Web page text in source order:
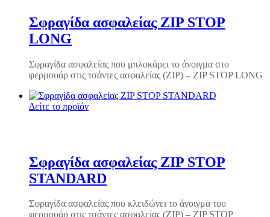
Σφραγίδα ασφαλείας ZIP STOP
LONG
Σφραγίδα ασφαλείας που μπλοκάρει το άνοιγμα στο
φερμουάρ στις τσάντες ασφαλείας (ZIP) – ZIP STOP LONG
Δείτε το προϊόν
Σφραγίδα ασφαλείας ZIP STOP
STANDARD
Σφραγίδα ασφαλείας που κλειδώνει το άνοιγμα του
φερμουάρ στις τσάντες ασφαλείας (ZIP) – ZIP STOP